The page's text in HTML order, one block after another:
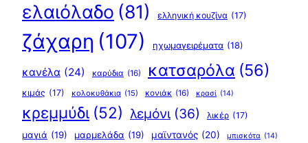
ελαιόλαδο (81) ελληνική κουζίνα (17)
ζάχαρη (107) ηχωμαγειρέματα (18)
κανέλα (24) καρύδια (16) κατσαρόλα (56)
κιμάς (17) κολοκυθάκια (15) κονιάκ (16) κρασί (14)
κρεμμύδι (52) λεμόνι (36) λικέρ (17)
μαγιά (19) μαρμελάδα (19) μαϊντανός (20) μπισκότα (14)